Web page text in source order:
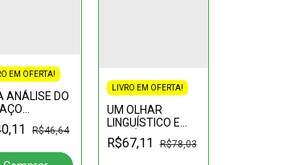
EM OFERTA!
ANÁLISE DO
EM
IRMÃOS, DE
R$46,64
LIVRO EM OFERTA!
UM OLHAR
LINGUÍSTICO E
HISTÓRICO-
SOCIAL SOBRE
R$67,11 R$78,03